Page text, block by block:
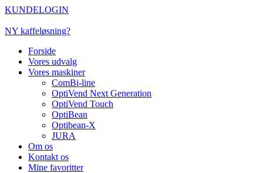
Videre
indhold
KUNDELOGIN
NY kaffeløsning?
Forside
Vores udvalg
Vores maskiner
ComBi-line
OptiVend Next Generation
OptiVend Touch
OptiBean
Optibean-X
JURA
Om os
Kontakt os
Mine favoritter